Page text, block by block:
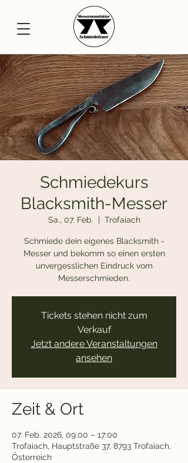
Schmiedekurs
Blacksmith-Messer
Sa., 07. Feb.
  |
Trofaiach
Schmiede dein eigenes Blacksmith -
Messer und bekomm so einen ersten
unvergesslichen Eindruck vom
Messerschmieden.
Tickets stehen nicht zum
Verkauf
Jetzt andere Veranstaltungen
ansehen
Zeit & Ort
07. Feb. 2026, 09:00 – 17:00
Trofaiach, Hauptstraße 37, 8793 Trofaiach,
Österreich